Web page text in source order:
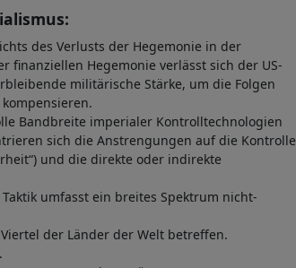
des Verlusts der Hegemonie in der
finanziellen Hegemonie verlässt sich der US-
militärische Stärke, um die Folgen
Bandbreite imperialer Kontrolltechnologien
sich die Anstrengungen auf die Kontrolle
und die direkte oder indirekte
Taktik umfasst ein breites Spektrum nicht-
der Länder der Welt betreffen.